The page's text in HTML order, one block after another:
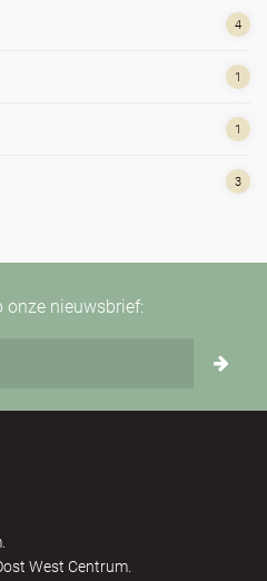
4
1
1
3
onze nieuwsbrief:
West Centrum.